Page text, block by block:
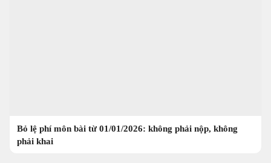
Bỏ lệ phí môn bài từ 01/01/2026: không phải nộp, không
phải khai